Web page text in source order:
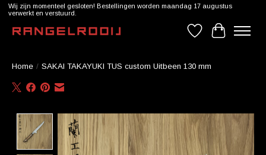
Wij zijn momenteel gesloten! Bestellingen worden maandag 17 augustus
verwerkt en verstuurd.
Verlanglijst
Home / SAKAI TAKAYUKI TUS custom Uitbeen 130 mm
Product image slideshow Items